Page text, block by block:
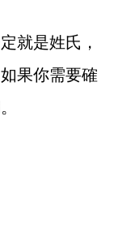
就是姓氏，
果你需要確